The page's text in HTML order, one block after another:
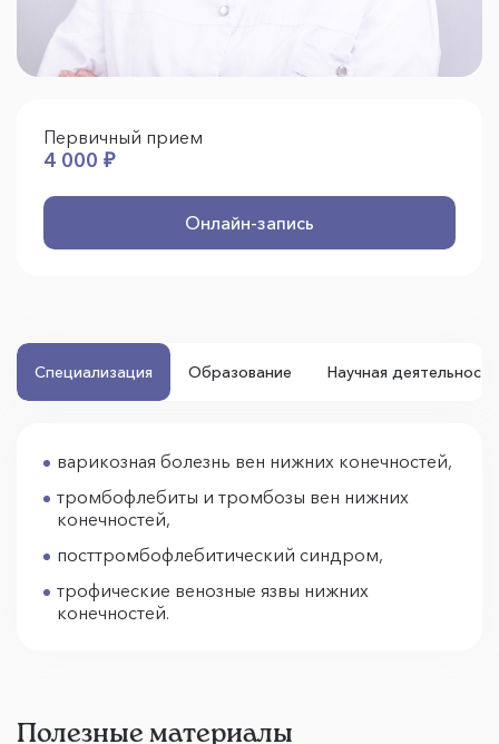
Первичный прием
4 000 ₽
Онлайн-запись
Специализация Образование Научная деятельность
варикозная болезнь вен нижних конечностей,
тромбофлебиты и тромбозы вен нижних
конечностей,
посттромбофлебитический синдром,
трофические венозные язвы нижних
конечностей.
Полезные материалы